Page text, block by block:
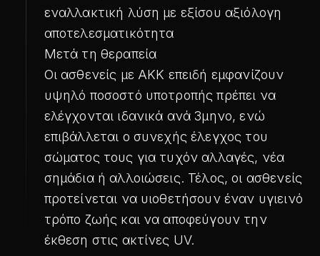
εναλλακτική λύση με εξίσου αξιόλογη
αποτελεσματικότητα
Μετά τη θεραπεία
Οι ασθενείς με ΑΚΚ επειδή εμφανίζουν
υψηλό ποσοστό υποτροπής πρέπει να
ελέγχονται ιδανικά ανά 3μηνο, ενώ
επιβάλλεται ο συνεχής έλεγχος του
σώματος τους για τυχόν αλλαγές, νέα
σημάδια ή αλλοιώσεις. Τέλος, οι ασθενείς
προτείνεται να υιοθετήσουν έναν υγιεινό
τρόπο ζωής και να αποφεύγουν την
έκθεση στις ακτίνες UV.